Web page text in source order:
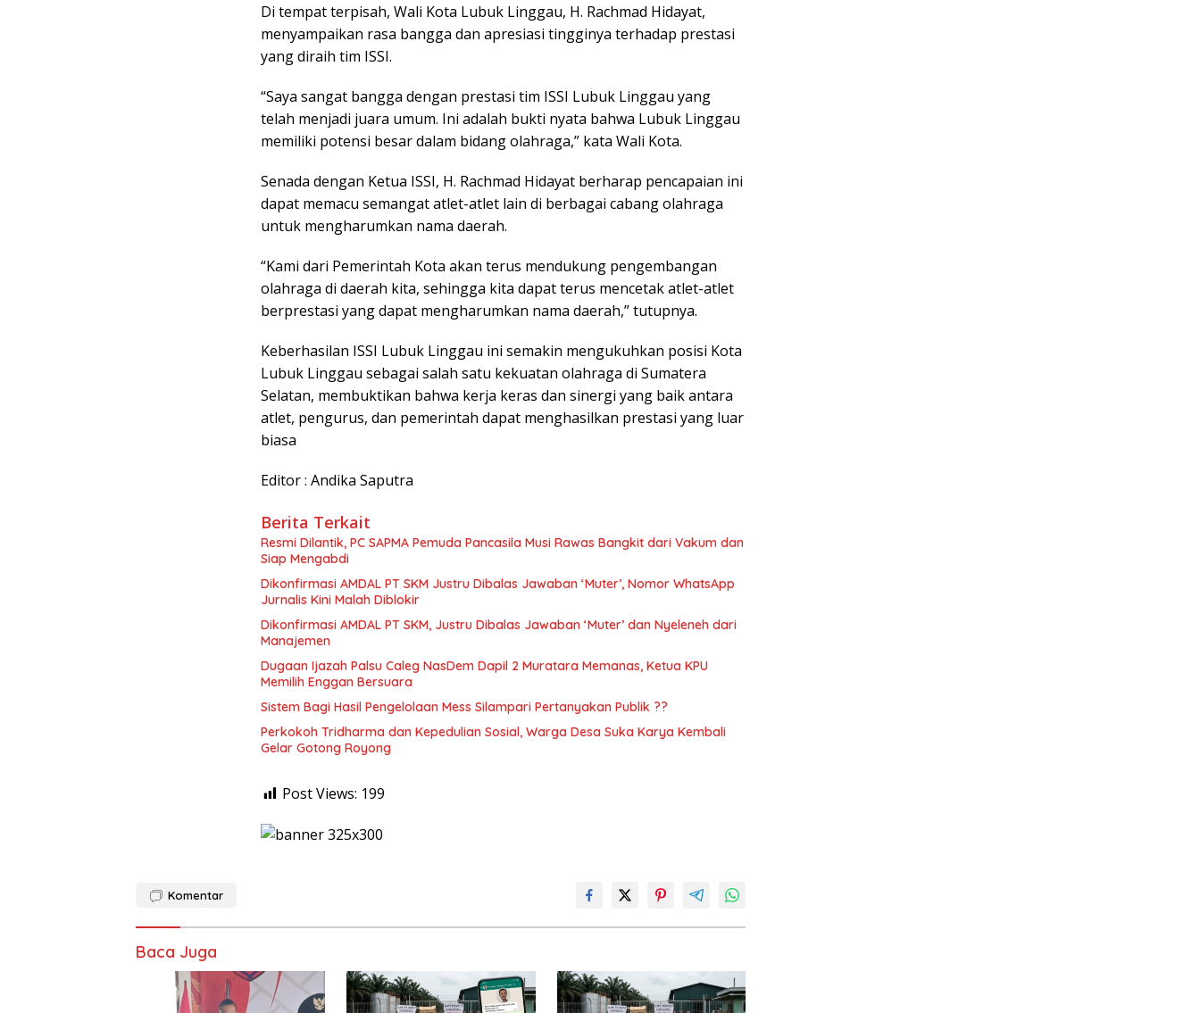
Di tempat terpisah, Wali Kota Lubuk Linggau, H. Rachmad Hidayat,
menyampaikan rasa bangga dan apresiasi tingginya terhadap prestasi
yang diraih tim ISSI.
“Saya sangat bangga dengan prestasi tim ISSI Lubuk Linggau yang
telah menjadi juara umum. Ini adalah bukti nyata bahwa Lubuk Linggau
memiliki potensi besar dalam bidang olahraga,” kata Wali Kota.
Senada dengan Ketua ISSI, H. Rachmad Hidayat berharap pencapaian ini
dapat memacu semangat atlet-atlet lain di berbagai cabang olahraga
untuk mengharumkan nama daerah.
“Kami dari Pemerintah Kota akan terus mendukung pengembangan
olahraga di daerah kita, sehingga kita dapat terus mencetak atlet-atlet
berprestasi yang dapat mengharumkan nama daerah,” tutupnya.
Keberhasilan ISSI Lubuk Linggau ini semakin mengukuhkan posisi Kota
Lubuk Linggau sebagai salah satu kekuatan olahraga di Sumatera
Selatan, membuktikan bahwa kerja keras dan sinergi yang baik antara
atlet, pengurus, dan pemerintah dapat menghasilkan prestasi yang luar
biasa
Editor : Andika Saputra
Berita Terkait
Resmi Dilantik, PC SAPMA Pemuda Pancasila Musi Rawas Bangkit dari Vakum dan
Siap Mengabdi
Dikonfirmasi AMDAL PT SKM Justru Dibalas Jawaban ‘Muter’, Nomor WhatsApp
Jurnalis Kini Malah Diblokir
Dikonfirmasi AMDAL PT SKM, Justru Dibalas Jawaban ‘Muter’ dan Nyeleneh dari
Manajemen
Dugaan Ijazah Palsu Caleg NasDem Dapil 2 Muratara Memanas, Ketua KPU
Memilih Enggan Bersuara
Sistem Bagi Hasil Pengelolaan Mess Silampari Pertanyakan Publik ??
Perkokoh Tridharma dan Kepedulian Sosial, Warga Desa Suka Karya Kembali
Gelar Gotong Royong
Post Views: 199
Komentar
Baca Juga